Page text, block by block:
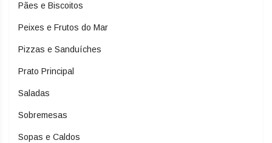
Pães e Biscoitos
Peixes e Frutos do Mar
Pizzas e Sanduíches
Prato Principal
Saladas
Sobremesas
Sopas e Caldos